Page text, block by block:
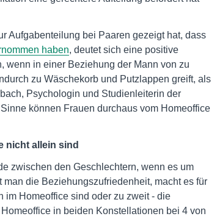
Aufgabenteilung bei Paaren gezeigt hat, dass
haben, deutet sich eine positive
wenn in einer Beziehung der Mann von zu
zu Wäschekorb und Putzlappen greift, als
Psychologin und Studienleiterin der
können Frauen durchaus vom Homeoffice
nicht allein sind
zwischen den Geschlechtern, wenn es um
die Beziehungszufriedenheit, macht es für
im Homeoffice sind oder zu zweit - die
in beiden Konstellationen bei 4 von